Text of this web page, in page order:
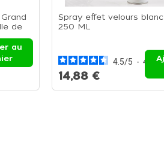
de
au
Spray effet velours
250 ML
4.5/5 - 4 avis
14,88 €